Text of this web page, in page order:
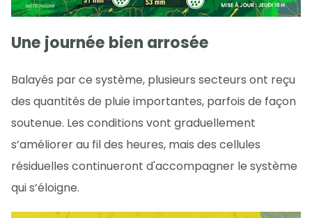
Une journée bien arrosée
Balayés par ce système, plusieurs secteurs ont reçu
des quantités de pluie importantes, parfois de façon
soutenue. Les conditions vont graduellement
s’améliorer au fil des heures, mais des cellules
résiduelles continueront d'accompagner le système
qui s’éloigne.